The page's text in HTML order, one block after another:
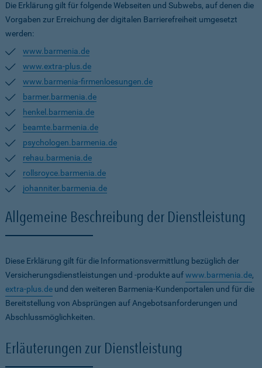
Die Erklärung gilt für folgende Webseiten und Subwebs, auf denen die
Vorgaben zur Erreichung der digitalen Barrierefreiheit umgesetzt
werden:
www.barmenia.de
www.extra-plus.de
www.barmenia-firmenloesungen.de
barmer.barmenia.de
henkel.barmenia.de
beamte.barmenia.de
psychologen.barmenia.de
rehau.barmenia.de
rollsroyce.barmenia.de
johanniter.barmenia.de
Allgemeine Beschreibung der Dienstleistung
Diese Erklärung gilt für die Informationsvermittlung bezüglich der
Versicherungsdienstleistungen und -produkte aufwww.barmenia.de,
extra-plus.de und den weiteren Barmenia-Kundenportalen und für die
Bereitstellung von Absprüngen auf Angebotsanforderungen und
Abschlussmöglichkeiten.
Erläuterungen zur Dienstleistung